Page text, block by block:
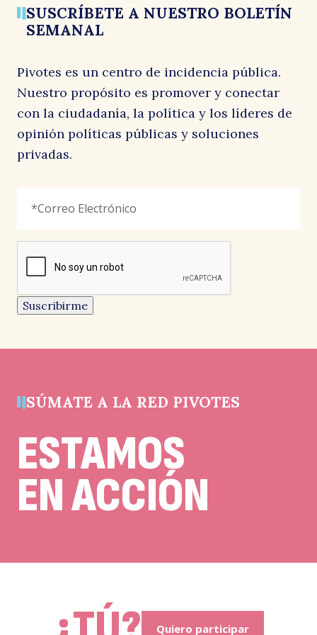
SUSCRÍBETE A NUESTRO BOLETÍN
SEMANAL
señala
campo
un
campo
de
debe
Electrónico *
reCAPTCHA
Suscribirme
Pivotes es un centro de incidencia pública.
Nuestro propósito es promover y conectar
con la ciudadanía, la política y los líderes de
opinión políticas públicas y soluciones
privadas.
SÚMATE A LA RED PIVOTES
ESTAMOS
EN ACCIÓN
Quiero participar